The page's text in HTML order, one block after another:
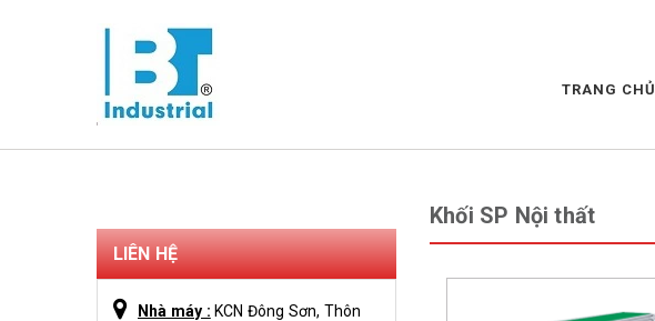
TRANG CHỦ
LIÊN HỆ
Nhà máy : KCN Đông Sơn, Thôn
Khối SP Nội thất